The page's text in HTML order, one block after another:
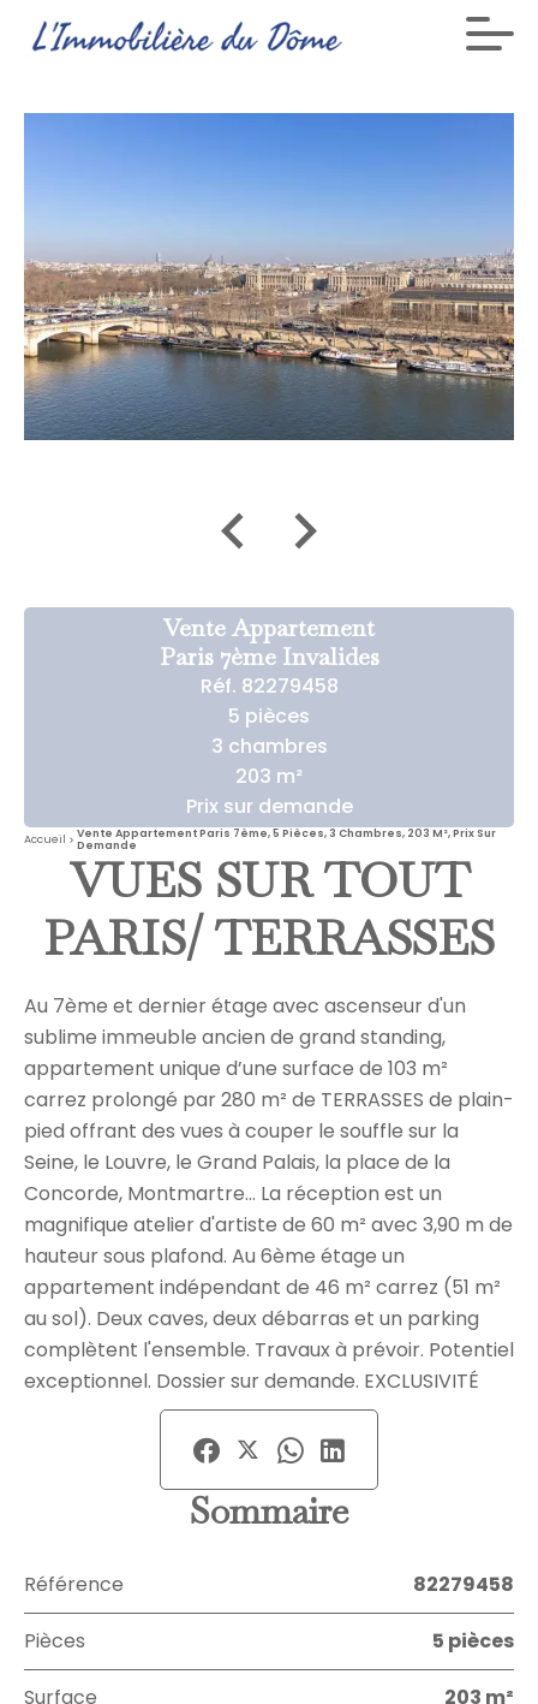
Vente Appartement
Paris 7ème Invalides
Réf. 82279458
5 pièces
3 chambres
203 m²
Prix sur demande
Accueil
Vente Appartement Paris 7ème, 5 Pièces, 3 Chambres, 203 M², Prix Sur
Demande
VUES SUR TOUT
PARIS/ TERRASSES
Au 7ème et dernier étage avec ascenseur d'un
sublime immeuble ancien de grand standing,
appartement unique d’une surface de 103 m²
carrez prolongé par 280 m² de TERRASSES de plain-
pied offrant des vues à couper le souffle sur la
Seine, le Louvre, le Grand Palais, la place de la
Concorde, Montmartre… La réception est un
magnifique atelier d'artiste de 60 m² avec 3,90 m de
hauteur sous plafond. Au 6ème étage un
appartement indépendant de 46 m² carrez (51 m²
au sol). Deux caves, deux débarras et un parking
complètent l'ensemble. Travaux à prévoir. Potentiel
exceptionnel. Dossier sur demande. EXCLUSIVITÉ
Sommaire
Référence 82279458
Pièces 5 pièces
Surface 203 m²